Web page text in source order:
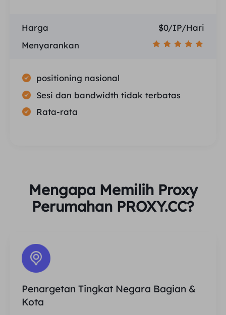
Harga
$0/IP/Hari
Menyarankan
positioning nasional
Sesi dan bandwidth tidak terbatas
Rata-rata
Mengapa Memilih Proxy
Perumahan PROXY.CC?
Penargetan Tingkat Negara Bagian &
Kota